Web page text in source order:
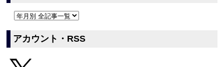
アカウント・RSS